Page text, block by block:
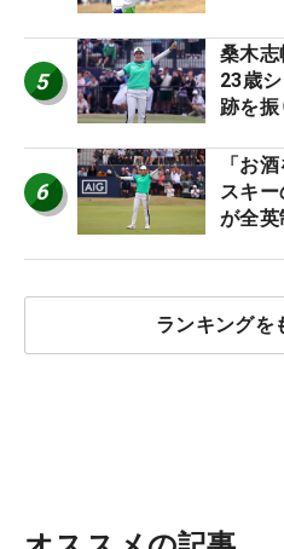
5
桑木
23歳
跡を振
6
「お
スキ
が全英
ランキングを